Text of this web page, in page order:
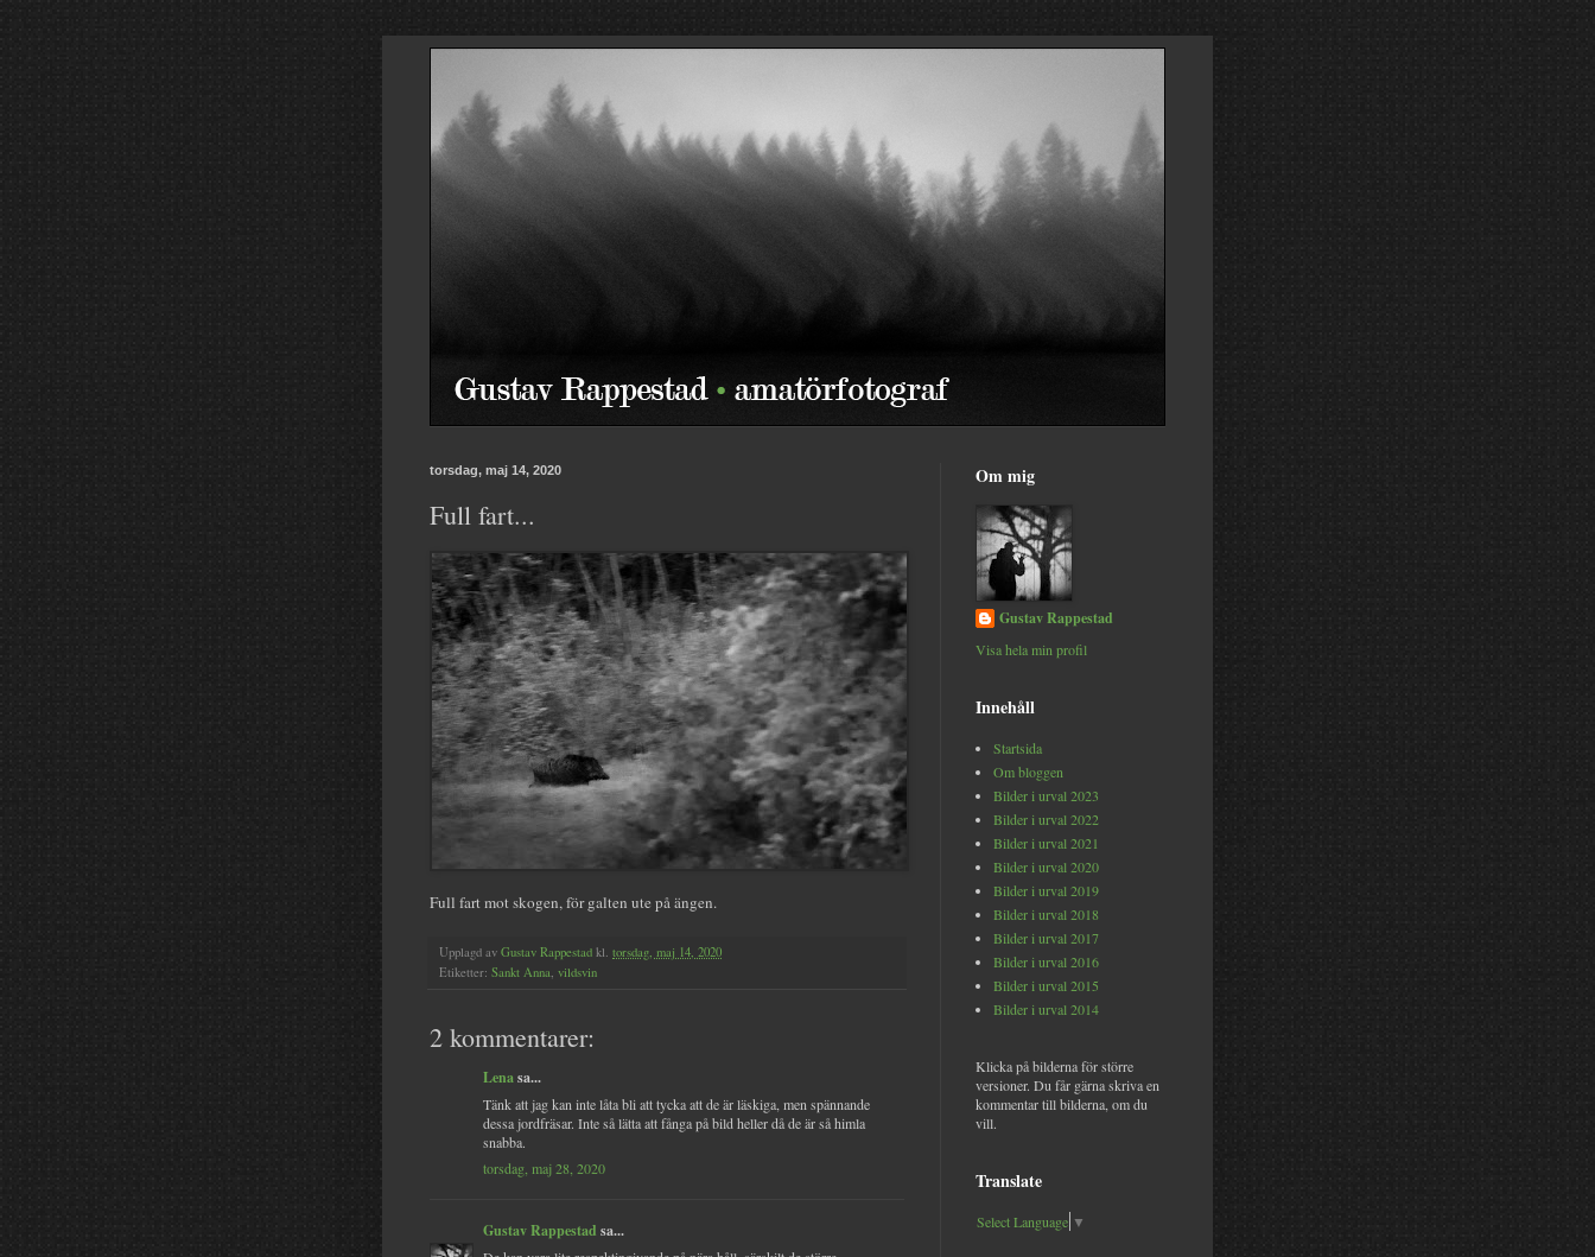
torsdag, maj 14, 2020
Full fart...
Full fart mot skogen, för galten ute på ängen.
Upplagd av Gustav Rappestad kl. torsdag, maj 14, 2020
Etiketter: Sankt Anna, vildsvin
2 kommentarer:
Lenasa...
Tänk att jag kan inte låta bli att tycka att de är läskiga, men spännande
dessa jordfräsar. Inte så lätta att fånga på bild heller då de är så himla
snabba.
torsdag, maj 28, 2020
Gustav Rappestad sa...
Om mig
Gustav Rappestad
Visa hela min profil
Innehåll
Startsida
Om bloggen
Bilder i urval 2023
Bilder i urval 2022
Bilder i urval 2021
Bilder i urval 2020
Bilder i urval 2019
Bilder i urval 2018
Bilder i urval 2017
Bilder i urval 2016
Bilder i urval 2015
Bilder i urval 2014
Klicka på bilderna för större
versioner. Du får gärna skriva en
kommentar till bilderna, om du
vill.
Translate
Select Language ▼